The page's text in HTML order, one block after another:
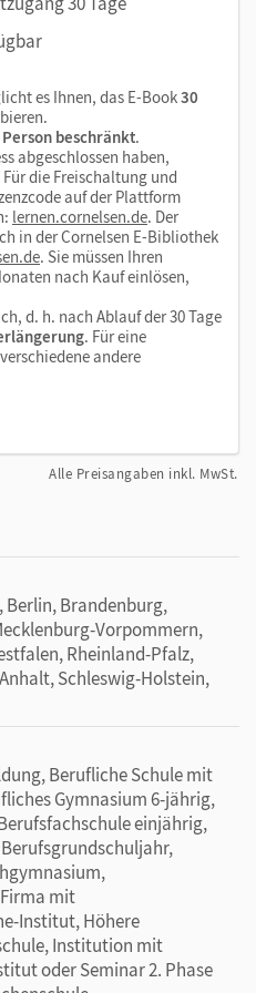
Code zur Freischaltung des
wie z. B. Markieren,
im E-Book die
Lernplattform
Lernplattform oder in
(LMS) nutzen? Kein
sich die digitalen Ausgaben
Melden Sie sich bitte bei
die Erwachsenenbildung
es Ihnen, das E-Book30
beschränkt.
abgeschlossen haben,
die Freischaltung und
auf der Plattform
lernen.cornelsen.de. Der
in der Cornelsen E-Bibliothek
. Sie müssen Ihren
nach Kauf einlösen,
d. h. nach Ablauf der 30 Tage
. Für eine
andere
Alle Preisangaben inkl. MwSt.
Berlin, Brandenburg,
Vorpommern,
Rheinland-Pfalz,
Schleswig-Holstein,
Berufliche Schule mit
Gymnasium 6-jährig,
einjährig,
mit
Institut, Höhere
Institution mit
oder Seminar 2. Phase